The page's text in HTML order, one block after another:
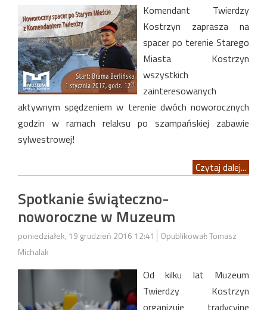
Komendant Twierdzy
Kostrzyn zaprasza na
spacer po terenie Starego
Miasta Kostrzyn
wszystkich
zainteresowanych
aktywnym spędzeniem w terenie dwóch noworocznych
godzin w ramach relaksu po szampańskiej zabawie
sylwestrowej!
Czytaj dalej...
Spotkanie świąteczno-
noworoczne w Muzeum
poniedziałek, 19 grudzień 2016 12:41
Opublikował: Tomasz
Michalak
Od kilku lat Muzeum
Twierdzy Kostrzyn
organizuje tradycyjne